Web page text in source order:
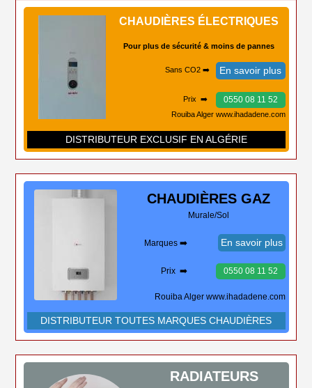
CHAUDIÈRES ÉLECTRIQUES
Pour plus de sécurité & moins de pannes
Sans CO2 ➡️ En savoir plus
Prix ➡️ 0550 08 11 52
Rouiba Alger www.ihadadene.com
DISTRIBUTEUR EXCLUSIF EN ALGÉRIE
CHAUDIÈRES GAZ
Murale/Sol
Marques ➡️ En savoir plus
Prix ➡️ 0550 08 11 52
Rouiba Alger www.ihadadene.com
DISTRIBUTEUR TOUTES MARQUES CHAUDIÈRES
RADIATEURS